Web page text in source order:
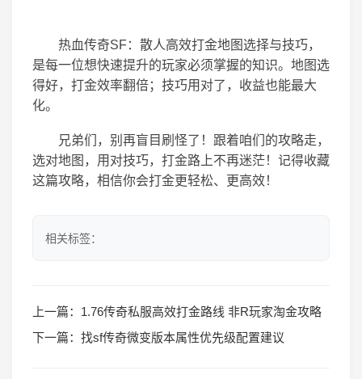
热血传奇SF：散人高效打金地图选择与技巧，
是每一位想快速提升的玩家必须掌握的知识。地图选
得好，打金效率翻倍；技巧用对了，收益也能最大
化。
兄弟们，别再盲目刷怪了！跟着咱们的攻略走，
选对地图，用对技巧，打金路上不再迷茫！记得收藏
这篇攻略，相信你会打金更轻松、更高效！
相关标签：
上一篇： 1.76传奇私服高效打金路线 非R玩家淘金攻略
下一篇： 找sf传奇微变版本属性优先级配置建议